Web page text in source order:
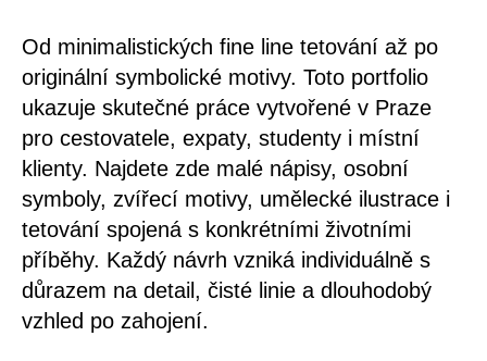
Od minimalistických fine line tetování až po
originální symbolické motivy. Toto portfolio
ukazuje skutečné práce vytvořené v Praze
pro cestovatele, expaty, studenty i místní
klienty. Najdete zde malé nápisy, osobní
symboly, zvířecí motivy, umělecké ilustrace i
tetování spojená s konkrétními životními
příběhy. Každý návrh vzniká individuálně s
důrazem na detail, čisté linie a dlouhodobý
vzhled po zahojení.